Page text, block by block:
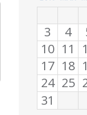
3
4
10 11
17 18
24 25
31